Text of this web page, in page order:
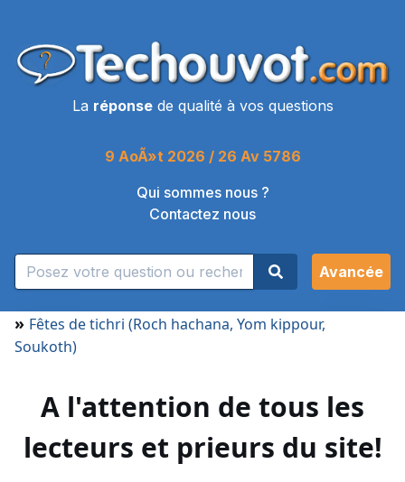
La réponsede qualité à vos questions
9 AoÃ»t 2026 / 26 Av 5786
Qui sommes nous ?
Contactez nous
Avancée
» Fêtes de tichri (Roch hachana, Yom kippour,
Soukoth)
A l'attention de tous les
lecteurs et prieurs du site!